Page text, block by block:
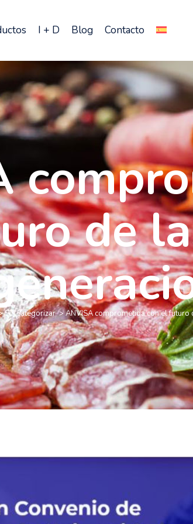
I + D Blog Contacto
de
Sin categorizar>ANVISA comprometida con el futuro